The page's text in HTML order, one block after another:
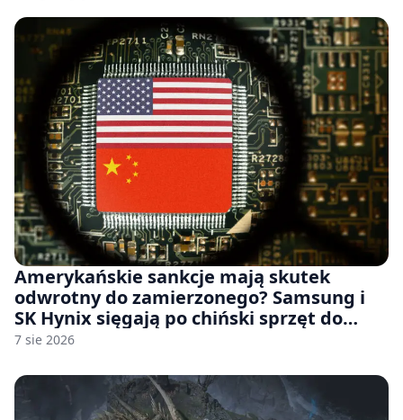
Amerykańskie sankcje mają skutek
odwrotny do zamierzonego? Samsung i
SK Hynix sięgają po chiński sprzęt do
fabryk chipów
7 sie 2026